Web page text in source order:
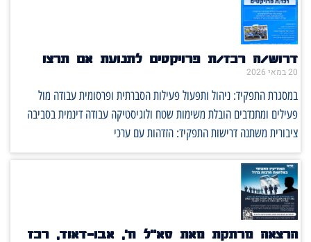
דרוש/ה רכז/ת פרויקטים לתנועת אם תרצו
20 במאי 2026
במסגרת התפקיד: ניהול ותפעול פעילות הסברתית ופרסומית עבודה מול
פעילים ומתנדבים הובלת משימות שטח ולוגיסטיקה עבודה דינמית בסביבה
ציבורית משתנה דרישות התפקיד: הזדהות עם ערכי
הרצאה מרתקת מאת סא"ל ח', אבו-דאוד, רכז